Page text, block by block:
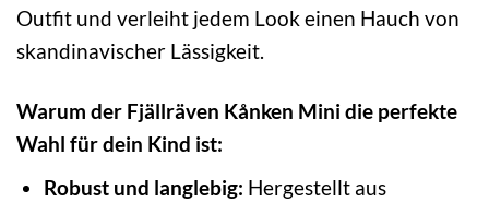
Outfit und verleiht jedem Look einen Hauch von
skandinavischer Lässigkeit.
Warum der Fjällräven Kånken Mini die perfekte
Wahl für dein Kind ist:
Robust und langlebig: Hergestellt aus